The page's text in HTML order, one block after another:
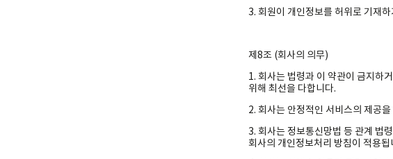
3. 회원이 개인정보를 허위로 기재
제8조 (회사의 의무)
1. 회사는 법령과 이 약관이 금지하
위해 최선을 다합니다.
2. 회사는 안정적인 서비스의 제공
3. 회사는 정보통신망법 등 관계 법
회사의 개인정보처리 방침이 적용됩